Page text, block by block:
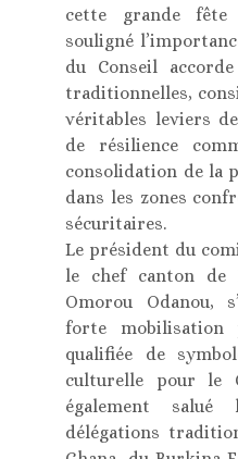
cette grande
souligné
du Conseil
traditionnelles,
véritables leviers
de résilience
consolidation de la
dans les zones
sécuritaires.
Le président du
le chef canton de
Omorou Odanou,
forte mobilisation
qualifiée de
culturelle pour le
également
délégations